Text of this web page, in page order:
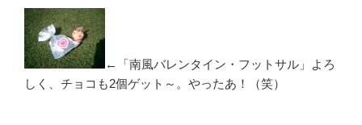
←「南風バレンタイン・フットサル」よろ
しく、チョコも2個ゲット～。やったあ！（笑）